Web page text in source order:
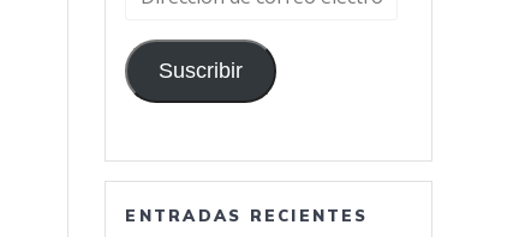
correo
electrónico
Suscribir
ENTRADAS RECIENTES